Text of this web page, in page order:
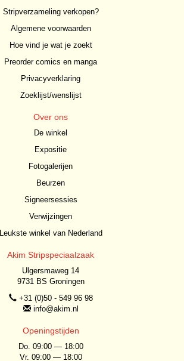
Stripverzameling verkopen?
Algemene voorwaarden
Hoe vind je wat je zoekt
Preorder comics en manga
Privacyverklaring
Zoeklijst/wenslijst
Over ons
De winkel
Expositie
Fotogalerijen
Beurzen
Signeersessies
Verwijzingen
Leukste winkel van Nederland
Akim Stripspeciaalzaak
Ulgersmaweg 14
9731 BS Groningen
+31 (0)50 - 549 96 98
info@akim.nl
Openingstijden
Do. 09:00 — 18:00
Vr. 09:00 — 18:00